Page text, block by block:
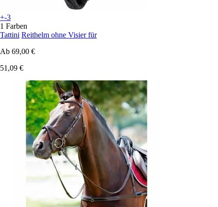
+-3
1 Farben
Tattini Reithelm ohne Visier für
Ab 69,00 €
51,09 €